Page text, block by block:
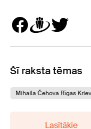
Šī raksta tēmas
Mihaila Čehova Rīgas
Lasītākie